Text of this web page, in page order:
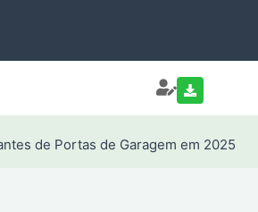
de Portas de Garagem em 2025